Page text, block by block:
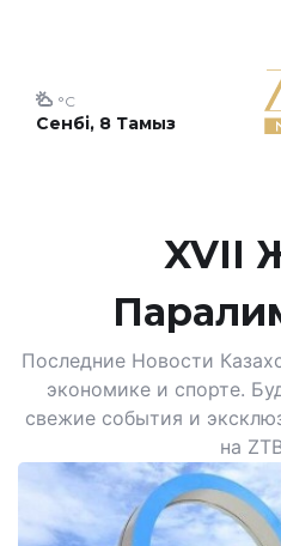
Сенбі, 8 Тамыз
°C
XVII
Последние Новости
экономике и спорте.
свежие события и
на